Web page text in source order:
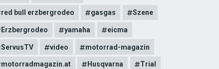
red bull erzbergrodeo gasgas Szene
Erzbergrodeo yamaha eicma
ServusTV video motorrad-magazin
motorradmagazin.at Husqvarna Trial